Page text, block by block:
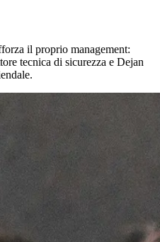
il proprio management:
tecnica di sicurezza e Dejan